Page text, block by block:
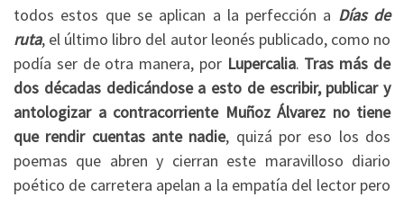
todos estos que se aplican a la perfección a Días de
ruta, el último libro del autor leonés publicado, como no
podía ser de otra manera, por Lupercalia. Tras más de
dos décadas dedicándose a esto de escribir, publicar y
antologizar a contracorriente Muñoz Álvarez no tiene
que rendir cuentas ante nadie, quizá por eso los dos
poemas que abren y cierran este maravilloso diario
poético de carretera apelan a la empatía del lector pero